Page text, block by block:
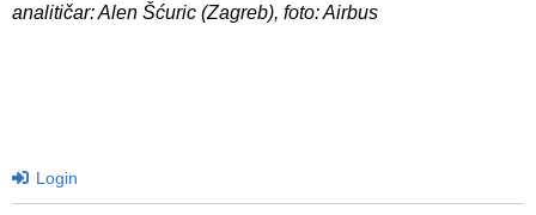
analitičar: Alen Šćuric (Zagreb), foto: Airbus
Login